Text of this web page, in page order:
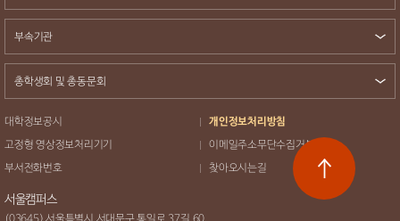
부속기관
총학생회 및 총동문회
대학정보공시
개인정보처리방침
고정형 영상정보처리기기
이메일주소무단수집거부
부서전화번호
찾아오시는길
서울캠퍼스